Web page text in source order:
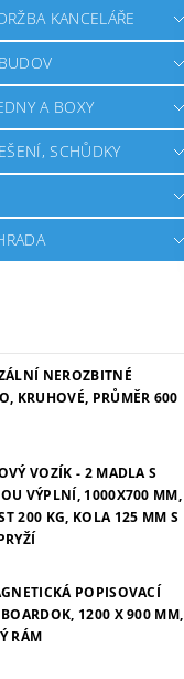
KANCELÁŘE
A BOXY
SCHŮDKY
NEROZBITNÉ
KRUHOVÉ, PRŮMĚR 600
VOZÍK - 2 MADLA S
VÝPLNÍ, 1000X700 MM,
200 KG, KOLA 125 MM S
POPISOVACÍ
1200 X 900 MM,
RÁM